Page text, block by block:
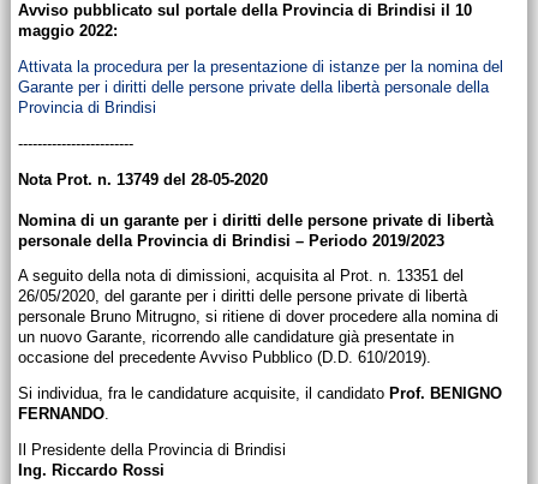
Avviso pubblicato sul portale della Provincia di Brindisi il 10
maggio 2022:
Attivata la procedura per la presentazione di istanze per la nomina del
Garante per i diritti delle persone private della libertà personale della
Provincia di Brindisi
------------------------
Nota Prot. n. 13749 del 28-05-2020
Nomina di un garante per i diritti delle persone private di libertà
personale della Provincia di Brindisi – Periodo 2019/2023
A seguito della nota di dimissioni, acquisita al Prot. n. 13351 del
26/05/2020, del garante per i diritti delle persone private di libertà
personale Bruno Mitrugno, si ritiene di dover procedere alla nomina di
un nuovo Garante, ricorrendo alle candidature già presentate in
occasione del precedente Avviso Pubblico (D.D. 610/2019).
Si individua, fra le candidature acquisite, il candidato Prof. BENIGNO
FERNANDO.
Il Presidente della Provincia di Brindisi
Ing. Riccardo Rossi